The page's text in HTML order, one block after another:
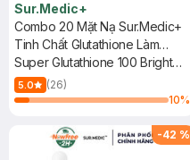
Sur.Medic+
Combo 20 Mặt Nạ Sur.Medic+
Tinh Chất Glutathione Làm
Sáng Da 30g
Super Glutathione 100 Bright
Mask
5.0
(26)
10%
-42 %